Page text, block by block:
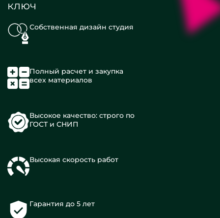
ключ
Собственная дизайн студия
Полный расчет и закупка
всех материалов
Высокое качество: строго по
ГОСТ и СНИП
Высокая скорость работ
Гарантия до 5 лет